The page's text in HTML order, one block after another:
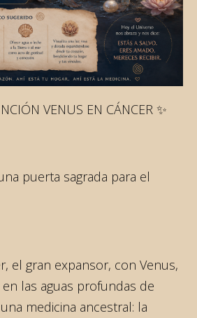
VENUS EN CÁNCER ✨
puerta sagrada para el
el gran expansor, con Venus,
las aguas profundas de
medicina ancestral: la